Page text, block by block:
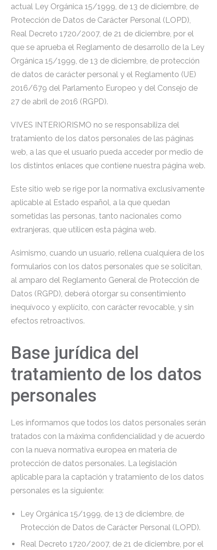
actual Ley Orgánica 15/1999, de 13 de diciembre, de
Protección de Datos de Carácter Personal (LOPD),
Real Decreto 1720/2007, de 21 de diciembre, por el
que se aprueba el Reglamento de desarrollo de la Ley
Orgánica 15/1999, de 13 de diciembre, de protección
de datos de carácter personal y el Reglamento (UE)
2016/679 del Parlamento Europeo y del Consejo de
27 de abril de 2016 (RGPD).
VIVES INTERIORISMO no se responsabiliza del
tratamiento de los datos personales de las páginas
web, a las que el usuario pueda acceder por medio de
los distintos enlaces que contiene nuestra página web.
Este sitio web se rige por la normativa exclusivamente
aplicable al Estado español, a la que quedan
sometidas las personas, tanto nacionales como
extranjeras, que utilicen esta página web.
Asimismo, cuando un usuario, rellena cualquiera de los
formularios con los datos personales que se solicitan,
al amparo del Reglamento General de Protección de
Datos (RGPD), deberá otorgar su consentimiento
inequívoco y explícito, con carácter revocable, y sin
efectos retroactivos.
Base jurídica del
tratamiento de los datos
personales
Les informamos que todos los datos personales serán
tratados con la máxima confidencialidad y de acuerdo
con la nueva normativa europea en materia de
protección de datos personales. La legislación
aplicable para la captación y tratamiento de los datos
personales es la siguiente:
Ley Orgánica 15/1999, de 13 de diciembre, de
Protección de Datos de Carácter Personal (LOPD).
Real Decreto 1720/2007, de 21 de diciembre, por el